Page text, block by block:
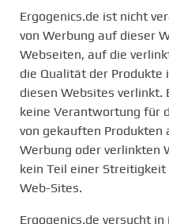
Ergogenics.de ist nicht
von Werbung auf dieser
Webseiten, auf die
die Qualität der Produkte
diesen Websites verlinkt.
keine Verantwortung für
von gekauften Produkten
Werbung oder verlinkten
kein Teil einer
Web-Sites.
Ergogenics.de versucht